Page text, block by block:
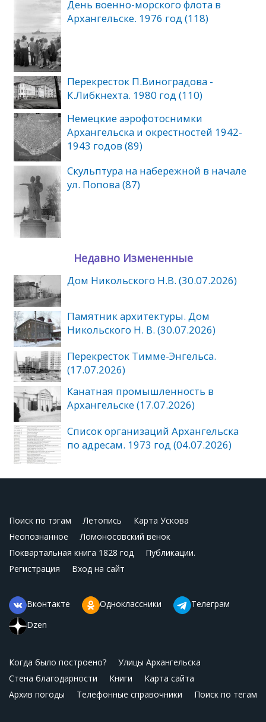
День военно-морского флота в
Архангельске. 1976 год (118)
Перекресток П.Виноградова -
К.Либкнехта. 1980 год (110)
Немецкие аэрофотоснимки
Архангельска и окрестностей 1942-
1943 годов (89)
Скульптура на набережной в начале
ул. Попова (87)
Недавно Измененные
Дом Никольского Н.В. (30.07.2026)
Памятник архитектуры. Дом
Никольского Н. В. (30.07.2026)
Перекресток Тимме-Энгельса.
(17.07.2026)
Канатная промышленность в
Архангельске (17.07.2026)
Список организаций Архангельска
по адресам. 1973 год (04.07.2026)
Поиск по тэгам Летопись
Карта Ускова
Неопознанное
Ломоносовский венок
Поквартальная книга 1828 год
Публикации.
Регистрация
Вход на сайт
Вконтакте Одноклассники
Телеграм
Dzen
Когда было построено?
Улицы Архангельска
Стена благодарности
Книги
Карта сайта
Архив погоды
Телефонные справочники Поиск по тегам